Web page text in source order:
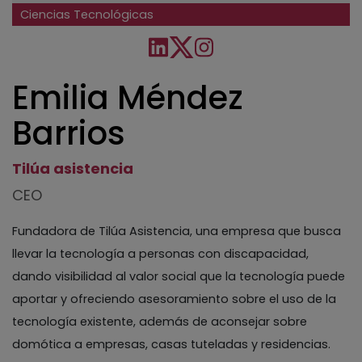
Ciencias Tecnológicas
Emilia Méndez
Barrios
Tilúa asistencia
CEO
Fundadora de Tilúa Asistencia, una empresa que busca
llevar la tecnología a personas con discapacidad,
dando visibilidad al valor social que la tecnología puede
aportar y ofreciendo asesoramiento sobre el uso de la
tecnología existente, además de aconsejar sobre
domótica a empresas, casas tuteladas y residencias.